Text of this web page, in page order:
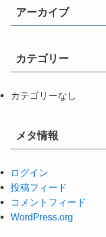
アーカイブ
カテゴリー
カテゴリーなし
メタ情報
ログイン
投稿フィード
コメントフィード
WordPress.org